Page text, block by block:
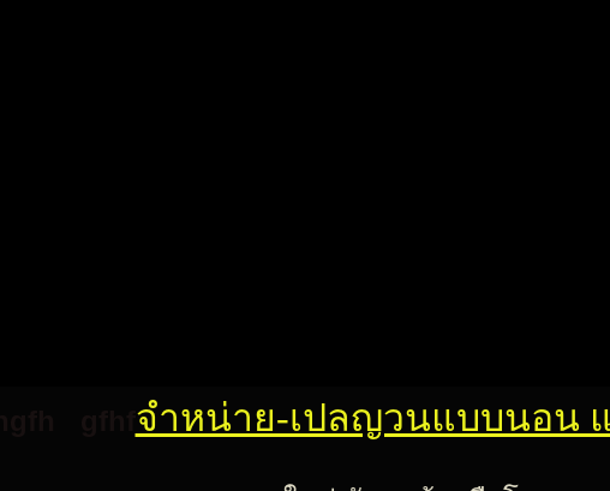
จำหน่าย-เปลญวนแบบนอน